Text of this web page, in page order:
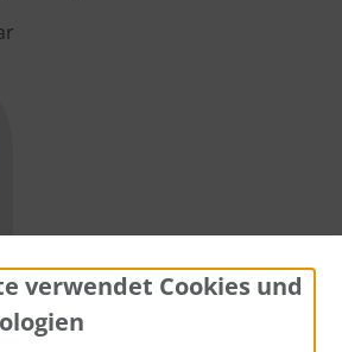
verwendet Cookies und